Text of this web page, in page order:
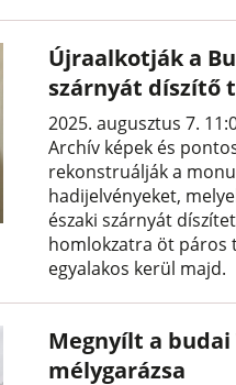
Újraalkotják a
szárnyát díszítő
2025. augusztus 7.
Archív képek és
rekonstruálják a
hadijelvényeket,
északi szárnyát
homlokzatra öt páros
egyalakos kerül majd.
Megnyílt a
mélygarázsa